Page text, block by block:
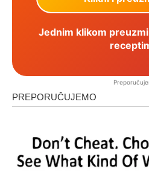
Jednim klikom